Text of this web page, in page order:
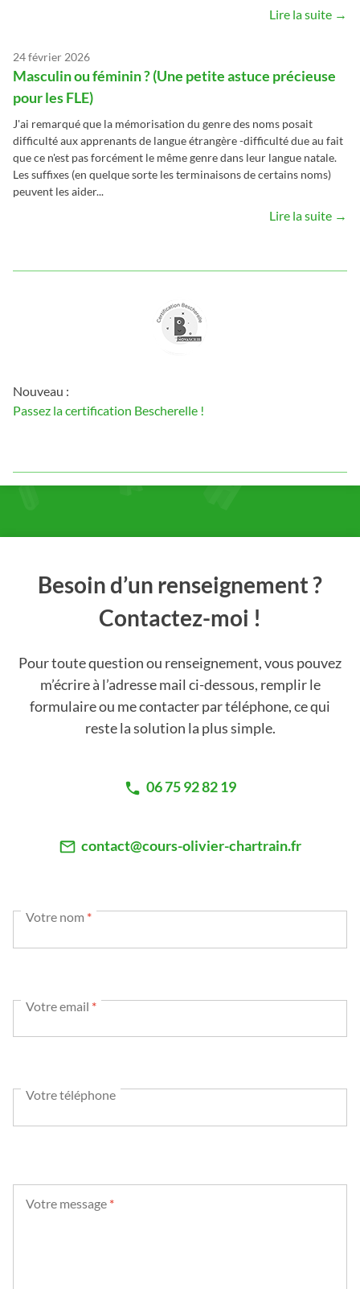
Lire la suite →
24 février 2026
Masculin ou féminin ? (Une petite astuce précieuse
pour les FLE)
J'ai remarqué que la mémorisation du genre des noms posait
difficulté aux apprenants de langue étrangère -difficulté due au fait
que ce n'est pas forcément le même genre dans leur langue natale.
Les suffixes (en quelque sorte les terminaisons de certains noms)
peuvent les aider...
Lire la suite →
Nouveau :
Passez la certification Bescherelle !
Besoin d’un renseignement ?
Contactez-moi !
Pour toute question ou renseignement, vous pouvez
m’écrire à l’adresse mail ci-dessous, remplir le
formulaire ou me contacter par téléphone, ce qui
reste la solution la plus simple.
06 75 92 82 19
contact@cours-olivier-chartrain.fr
Votre nom *
Votre email *
Votre téléphone
Votre message *